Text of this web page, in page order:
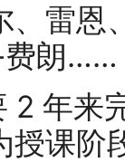
、雷恩
费朗……
2 年来
授课